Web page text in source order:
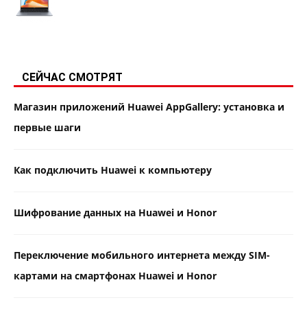
СЕЙЧАС СМОТРЯТ
Магазин приложений Huawei AppGallery: установка и
первые шаги
Как подключить Huawei к компьютеру
Шифрование данных на Huawei и Honor
Переключение мобильного интернета между SIM-
картами на смартфонах Huawei и Honor